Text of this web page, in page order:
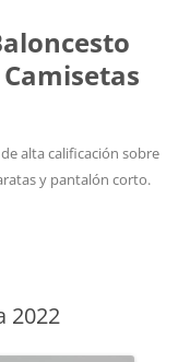
alta calificación sobre
y pantalón corto.
2022